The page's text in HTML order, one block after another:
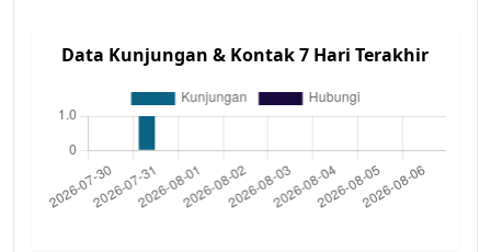
Data Kunjungan & Kontak 7 Hari Terakhir